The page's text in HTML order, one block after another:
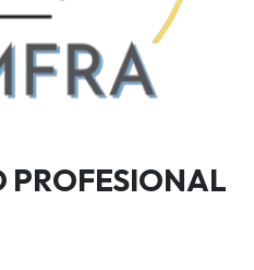
PROFESIONAL